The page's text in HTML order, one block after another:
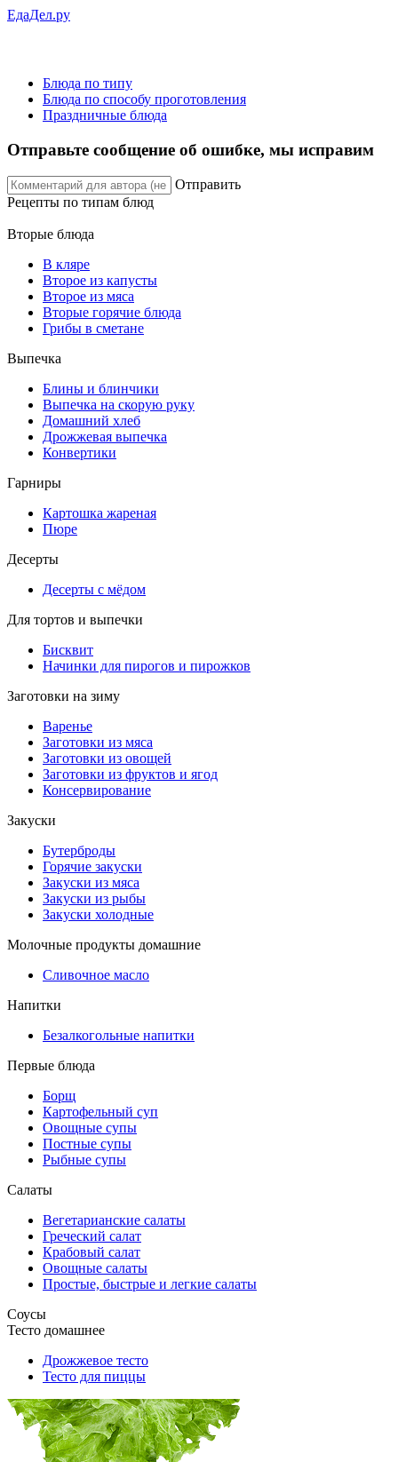
ЕдаДел.ру
Блюда по типу
Блюда по способу проготовления
Праздничные блюда
Отправьте сообщение об ошибке, мы исправим
Отправить
Рецепты по типам блюд
Вторые блюда
В кляре
Второе из капусты
Второе из мяса
Вторые горячие блюда
Грибы в сметане
Выпечка
Блины и блинчики
Выпечка на скорую руку
Домашний хлеб
Дрожжевая выпечка
Конвертики
Гарниры
Картошка жареная
Пюре
Десерты
Десерты с мёдом
Для тортов и выпечки
Бисквит
Начинки для пирогов и пирожков
Заготовки на зиму
Варенье
Заготовки из мяса
Заготовки из овощей
Заготовки из фруктов и ягод
Консервирование
Закуски
Бутерброды
Горячие закуски
Закуски из мяса
Закуски из рыбы
Закуски холодные
Молочные продукты домашние
Сливочное масло
Напитки
Безалкогольные напитки
Первые блюда
Борщ
Картофельный суп
Овощные супы
Постные супы
Рыбные супы
Салаты
Вегетарианские салаты
Греческий салат
Крабовый салат
Овощные салаты
Простые, быстрые и легкие салаты
Соусы
Тесто домашнее
Дрожжевое тесто
Тесто для пиццы